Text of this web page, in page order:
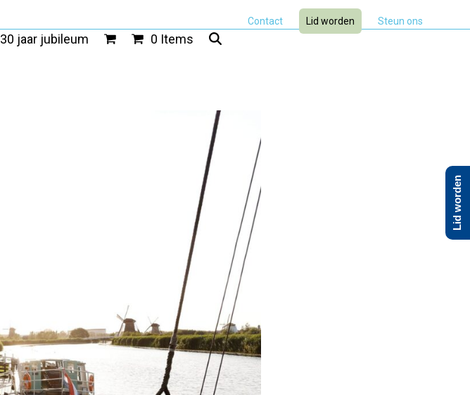
Contact Lid worden Steun ons
30 jaar jubileum 0 Items
Lid worden